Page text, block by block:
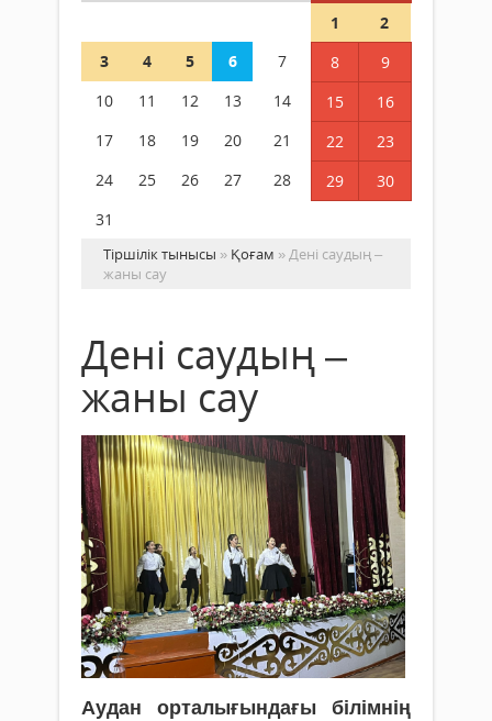
1
2
3
4 5 6 7 8
9
10
11 12 13 14 15
16
17
18 19 20 21 22
23
24
25 26 27 28 29
30
31
Тіршілік тынысы » Қоғам » Дені саудың –
жаны сау
Дені саудың –
жаны сау
Аудан орталығындағы білімнің